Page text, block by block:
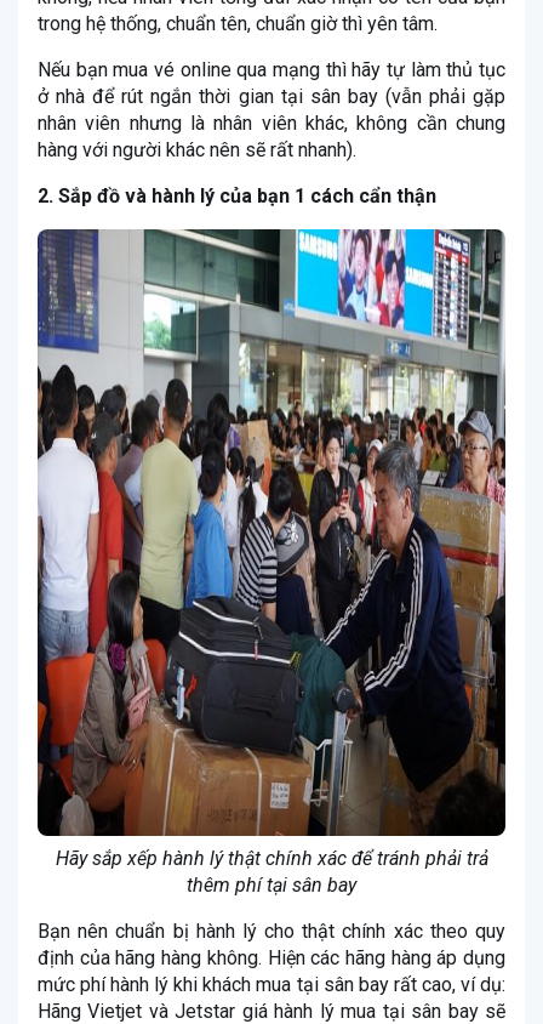
trong hệ thống, chuẩn tên, chuẩn giờ thì yên tâm.
Nếu bạn mua vé online qua mạng thì hãy tự làm thủ tục
ở nhà để rút ngắn thời gian tại sân bay (vẫn phải gặp
nhân viên nhưng là nhân viên khác, không cần chung
hàng với người khác nên sẽ rất nhanh).
2. Sắp đồ và hành lý của bạn 1 cách cẩn thận
Hãy sắp xếp hành lý thật chính xác để tránh phải trả
thêm phí tại sân bay
Bạn nên chuẩn bị hành lý cho thật chính xác theo quy
định của hãng hàng không. Hiện các hãng hàng áp dụng
mức phí hành lý khi khách mua tại sân bay rất cao, ví dụ:
Hãng Vietjet và Jetstar giá hành lý mua tại sân bay sẽ